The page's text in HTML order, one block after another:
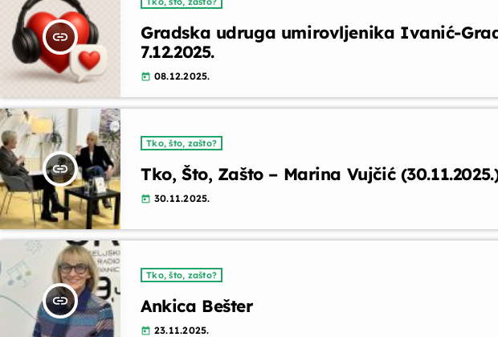
insert_link
Gradska udruga umirovljenika Ivanić-
7.12.2025.
today 08.12.2025.
insert_link
Tko, što, zašto?
Tko, Što, Zašto – Marina Vujčić
today 30.11.2025.
insert_link
Tko, što, zašto?
Ankica Bešter
today 23.11.2025.